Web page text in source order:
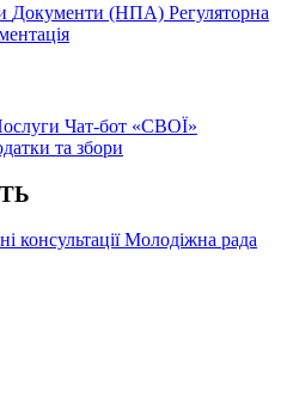
Документи (НПА) Регуляторна
Чат-бот «СВОЇ»
та збори
консультаціїМолодіжна рада